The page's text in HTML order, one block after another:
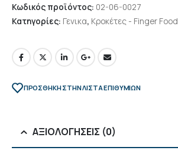
Κωδικός προϊόντος: 02-06-0027
Κατηγορίες: Γενικα, Κροκέτες - Finger Food
ΠΡΌΣΘΉΚΗ ΣΤΗΝ ΛΊΣΤΑ ΕΠΙΘΥΜΙΏΝ
ΑΞΙΟΛΟΓΉΣΕΙΣ (0)